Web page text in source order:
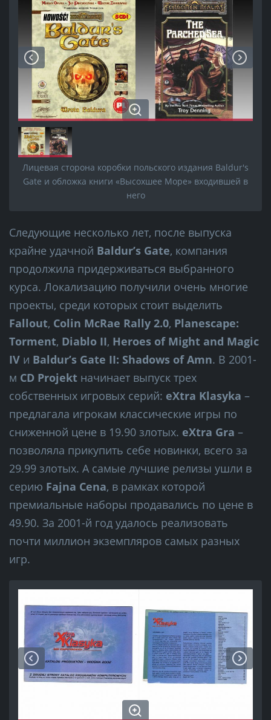
Лицевая сторона коробки польского издания Baldur's
Gate и обложка книги «Высохшее Море» входившей в
него
Следующие несколько лет, после выпуска
крайне удачной Baldur’s Gate, компания
продолжила придерживаться выбранного
курса. Локализацию получили очень многие
проекты, среди которых стоит выделить
Fallout, Colin McRae Rally 2.0, Planescape:
Torment, Diablo II, Heroes of Might and Magic
IV и Baldur’s Gate II: Shadows of Amn. В 2001-
м CD Projekt начинает выпуск трех
собственных игровых серий: eXtra Klasyka –
предлагала игрокам классические игры по
сниженной цене в 19.90 злотых. eXtra Gra –
позволяла прикупить себе новинки, всего за
29.99 злотых. А самые лучшие релизы ушли в
серию Fajna Cena, в рамках которой
премиальные наборы продавались по цене в
49.90. За 2001-й год удалось реализовать
почти миллион экземпляров самых разных
игр.